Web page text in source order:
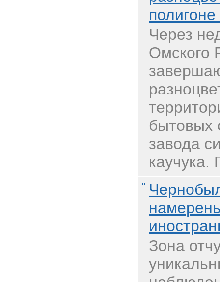
Через
Омского
бытовых
завода
каучука.
Зона